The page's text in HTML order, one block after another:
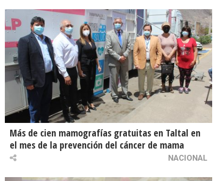
Más de cien mamografías gratuitas en Taltal en
el mes de la prevención del cáncer de mama
NACIONAL